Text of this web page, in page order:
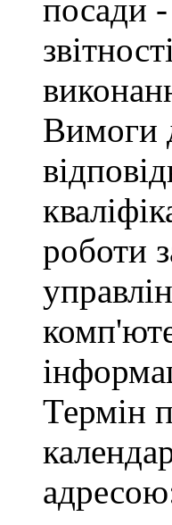
посади -
Вимоги
роботи
Термін